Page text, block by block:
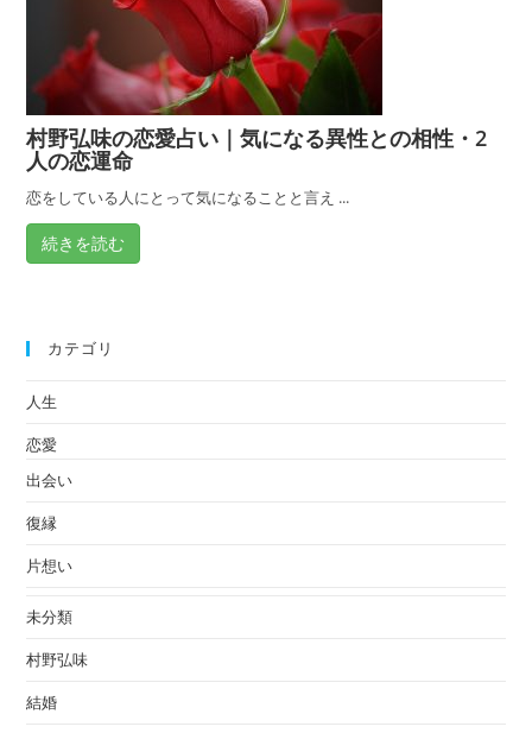
村野弘味の恋愛占い｜気になる異性との相性・2
人の恋運命
恋をしている人にとって気になることと言え ...
続きを読む
カテゴリ
人生
恋愛
出会い
復縁
片想い
未分類
村野弘味
結婚